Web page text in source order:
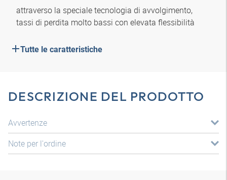
attraverso la speciale tecnologia di avvolgimento,
tassi di perdita molto bassi con elevata flessibilità
Tutte le caratteristiche
DESCRIZIONE DEL PRODOTTO
Avvertenze
Note per l'ordine